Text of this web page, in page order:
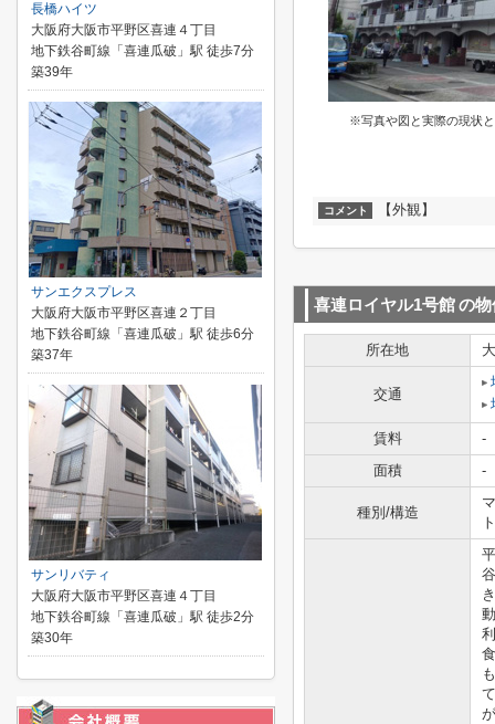
※写真や図と実際の現状
コメント 【外観】
喜連ロイヤル1号館の物
所在地
交通
賃料
-
面積
-
種別/構造
ト
長橋ハイツ
大阪府大阪市平野区喜連４丁目
地下鉄谷町線「喜連瓜破」駅 徒歩7分
築39年
サンエクスプレス
大阪府大阪市平野区喜連２丁目
地下鉄谷町線「喜連瓜破」駅 徒歩6分
築37年
サンリバティ
大阪府大阪市平野区喜連４丁目
地下鉄谷町線「喜連瓜破」駅 徒歩2分
築30年